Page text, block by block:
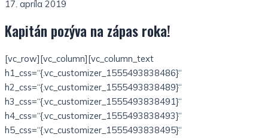
17. apríla 2019
Kapitán pozýva na zápas roka!
[vc_row][vc_column][vc_column_text
h1_css=“{.vc_customizer_1555493838486}“
h2_css=“{.vc_customizer_1555493838489}“
h3_css=“{.vc_customizer_1555493838491}“
h4_css=“{.vc_customizer_1555493838493}“
h5_css=“{.vc_customizer_1555493838495}“